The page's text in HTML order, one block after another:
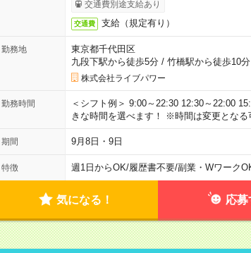
交通費別途支給あり
交通費 支給（規定有り）
勤務地
東京都千代田区
九段下駅から徒歩5分/ 竹橋駅から徒歩10分
株式会社ライブパワー
勤務時間
＜シフト例＞ 9:00～22:30 12:30～22:00
きな時間を選べます！ ※時間は変更となる
期間 9月8日・9日
特徴 週1日からOK/履歴書不要/副業・Wワーク
気になる！ 応募